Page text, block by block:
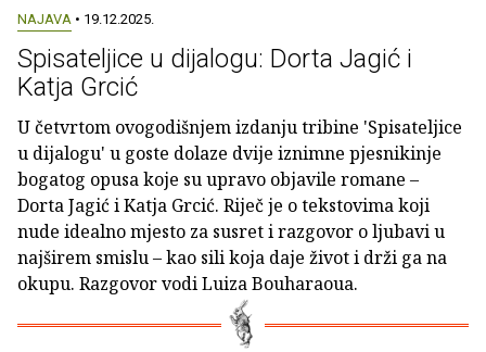
NAJAVA • 19.12.2025.
Spisateljice u dijalogu: Dorta Jagić i
Katja Grcić
U četvrtom ovogodišnjem izdanju tribine 'Spisateljice
u dijalogu' u goste dolaze dvije iznimne pjesnikinje
bogatog opusa koje su upravo objavile romane –
Dorta Jagić i Katja Grcić. Riječ je o tekstovima koji
nude idealno mjesto za susret i razgovor o ljubavi u
najširem smislu – kao sili koja daje život i drži ga na
okupu. Razgovor vodi Luiza Bouharaoua.